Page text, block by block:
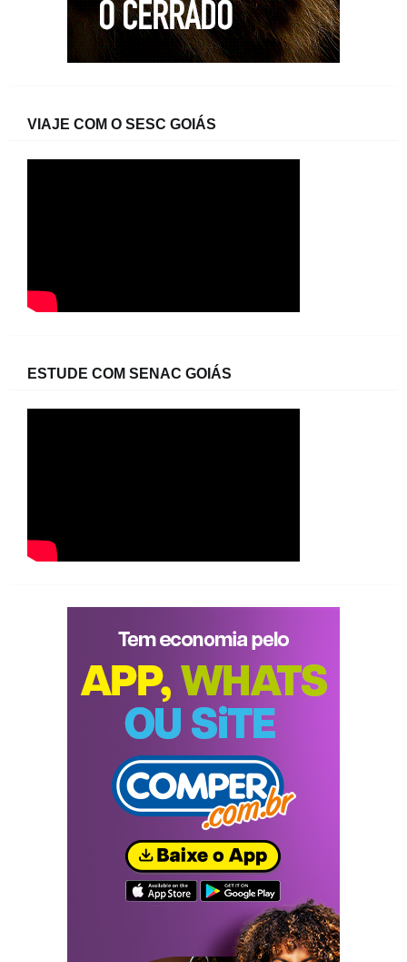
VIAJE COM O SESC GOIÁS
ESTUDE COM SENAC GOIÁS